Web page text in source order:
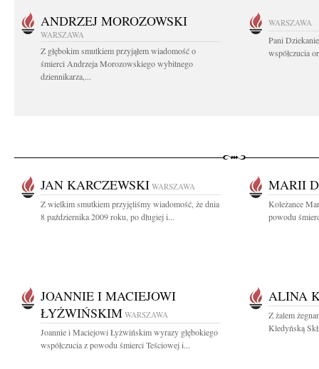
ANDRZEJ MOROZOWSKI
WARSZAWA
Z głębokim smutkiem przyjąłem wiadomość o
śmierci Andrzeja Morozowskiego wybitnego
dziennikarza,...
WARSZAWA
Pani
współczucia
JAN KARCZEWSKI WARSZAWA
Z wielkim smutkiem przyjęliśmy wiadomość, że dnia
8 października 2009 roku, po długiej i...
MARII
Koleżance
powodu
JOANNIE I MACIEJOWI
ŁYŻWIŃSKIM WARSZAWA
Joannie i Maciejowi Łyżwińskim wyrazy głębokiego
współczucia z powodu śmierci Teściowej i...
ALINA
Z żalem
Kledyńską